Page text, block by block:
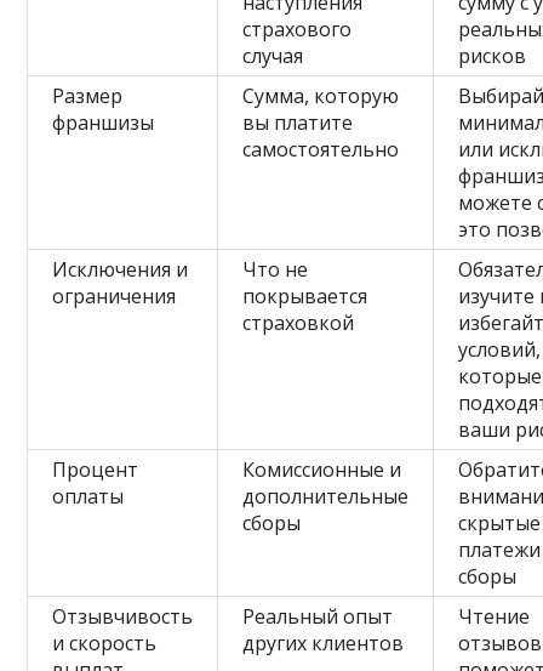
страхового
случая
рисков
Размер
франшизы
Сумма, которую
вы платите
самостоятельно
или
можете
это
Исключения и
ограничения
Что не
покрывается
страховкой
изучите
условий,
ваши
Процент
оплаты
Комиссионные и
дополнительные
сборы
скрытые
сборы
Отзывчивость
и скорость
Реальный опыт
других клиентов
Чтение
отзывов